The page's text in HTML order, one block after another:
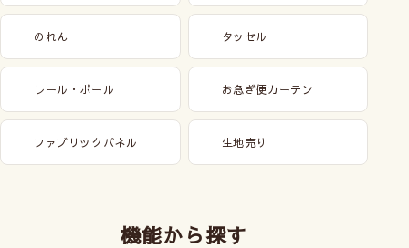
のれん タッセル
レール・ポール お急ぎ便カーテン
ファブリックパネル 生地売り
機能から探す